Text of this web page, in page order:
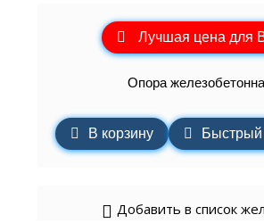
Лучшая цена для
Опора
В корзину Быстрый
Добавить в список